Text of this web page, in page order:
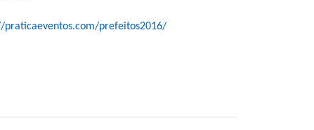
praticaeventos.com/prefeitos2016/